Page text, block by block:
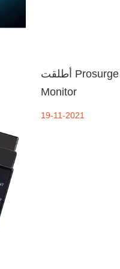
أطلقت Prosurge منتجات جديدة من Intelligent Surge & Power
Monitor
19-11-2021